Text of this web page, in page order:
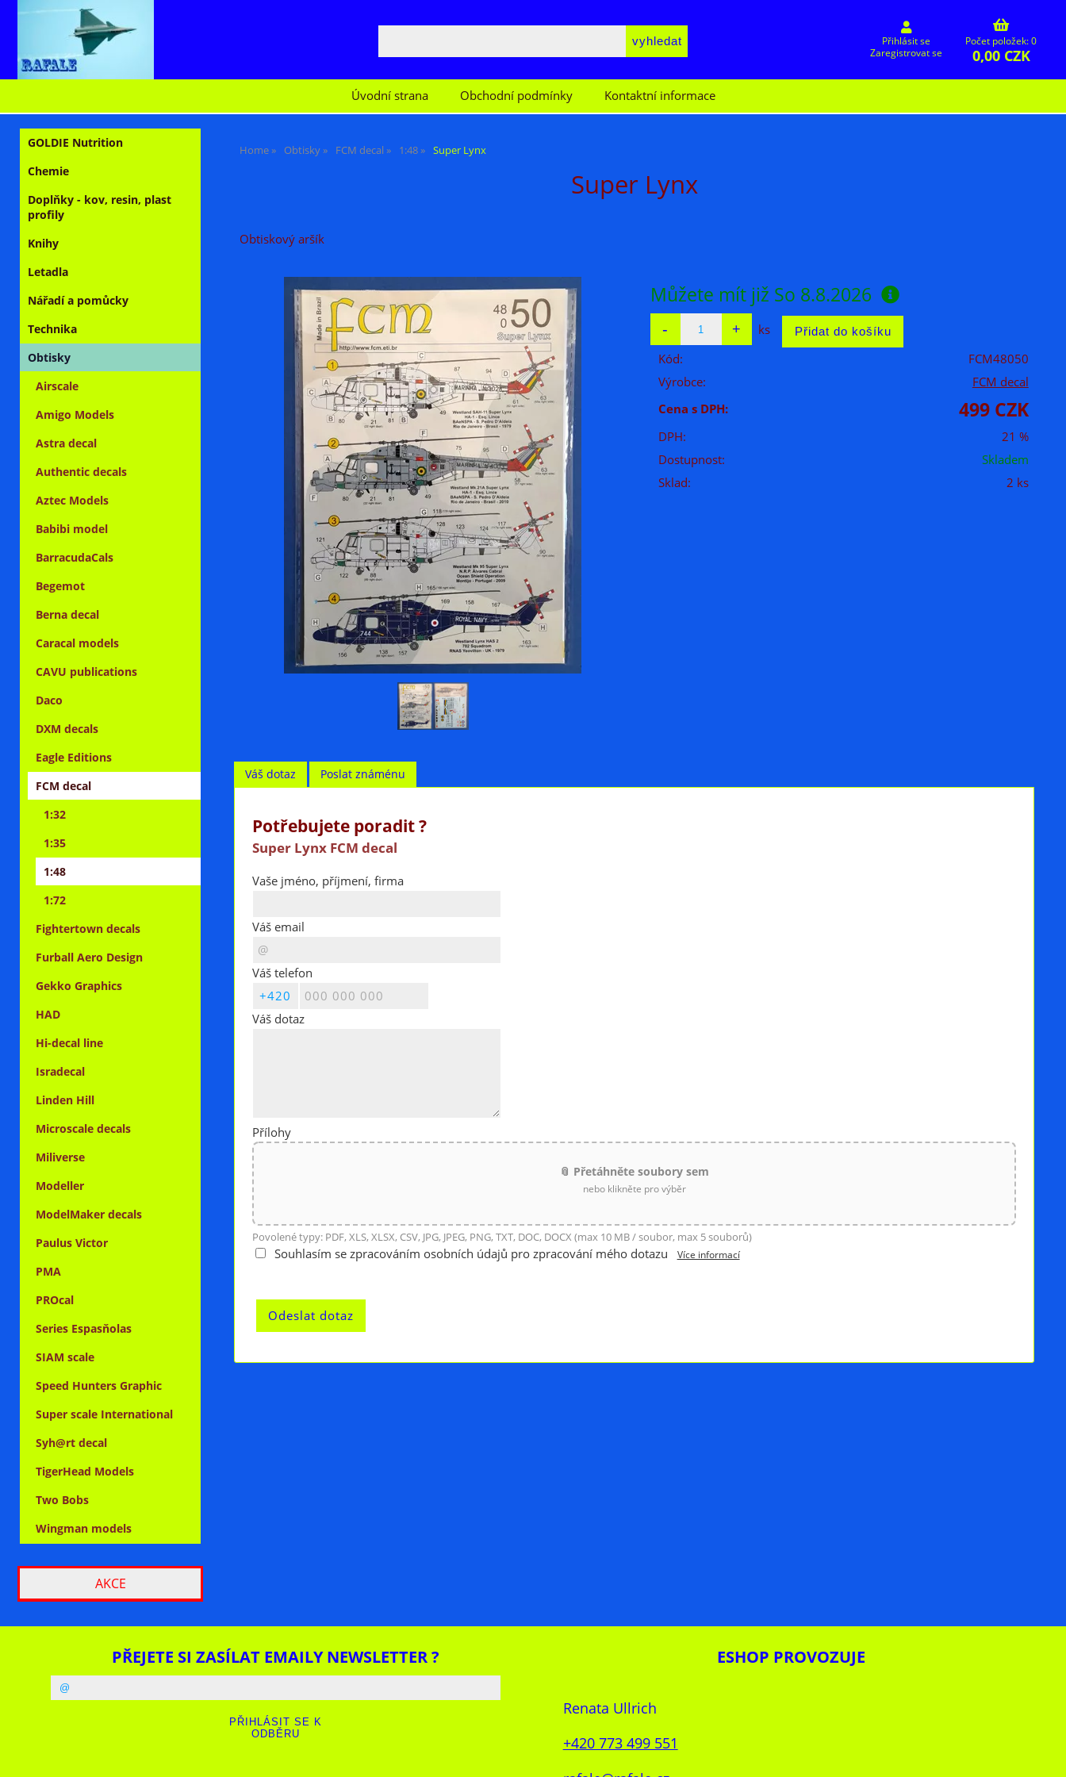
Přihlásit se
Zaregistrovat se
Počet položek: 0
0,00 CZK
Úvodní strana Obchodní podmínky Kontaktní informace
Home Obtisky FCM decal 1:48 Super Lynx
Super Lynx
Obtiskový aršík
Můžete mít již So 8.8.2026
ks
Kód:
FCM48050
Výrobce:
FCM decal
Cena s DPH:
499 CZK
DPH:
21 %
Dostupnost:
Skladem
Sklad:
2 ks
Váš dotaz Poslat známénu
Potřebujete poradit ?
Super Lynx FCM decal
Vaše jméno, příjmení, firma
Váš email
Váš telefon
Váš dotaz
Přílohy
📎 Přetáhněte soubory sem
nebo klikněte pro výběr
Povolené typy: PDF, XLS, XLSX, CSV, JPG, JPEG, PNG, TXT, DOC, DOCX (max 10 MB / soubor, max 5 souborů)
Souhlasím se zpracováním osobních údajů pro zpracování mého dotazu Více informací
GOLDIE Nutrition
Chemie
Doplňky - kov, resin, plast
profily
Knihy
Letadla
Nářadí a pomůcky
Technika
Obtisky
Airscale
Amigo Models
Astra decal
Authentic decals
Aztec Models
Babibi model
BarracudaCals
Begemot
Berna decal
Caracal models
CAVU publications
Daco
DXM decals
Eagle Editions
FCM decal
1:32
1:35
1:48
1:72
Fightertown decals
Furball Aero Design
Gekko Graphics
HAD
Hi-decal line
Isradecal
Linden Hill
Microscale decals
Miliverse
Modeller
ModelMaker decals
Paulus Victor
PMA
PROcal
Series Espasňolas
SIAM scale
Speed Hunters Graphic
Super scale International
Syh@rt decal
TigerHead Models
Two Bobs
Wingman models
AKCE
PŘEJETE SI ZASÍLAT EMAILY NEWSLETTER ? ESHOP PROVOZUJE
Renata Ullrich
+420 773 499 551